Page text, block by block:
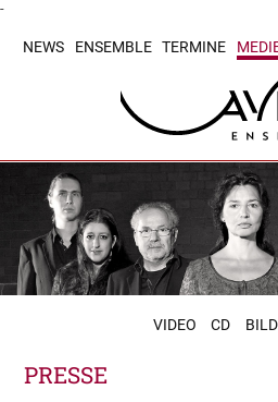
-
NEWS ENSEMBLE TERMINE
VIDEO CD
PRESSE